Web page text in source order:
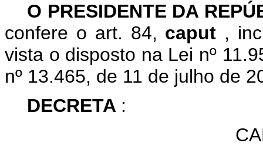
O PRESIDENTE DA
confere o art. 84, caput ,
vista o disposto na Lei nº
nº 13.465, de 11 de julho de
DECRETA :